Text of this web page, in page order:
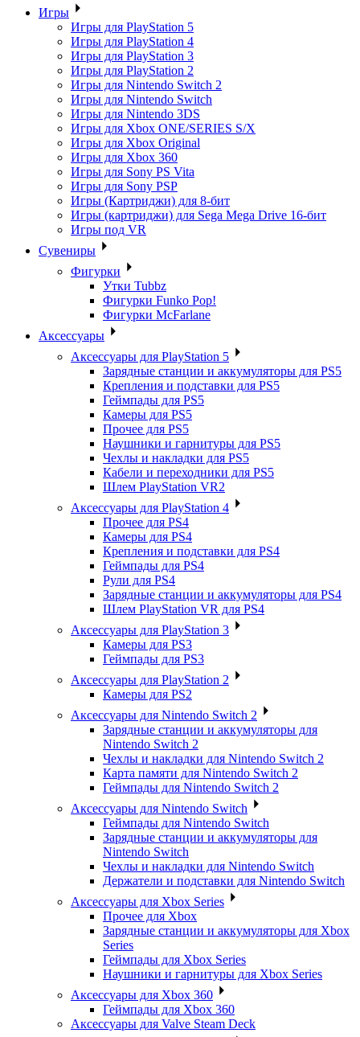
Игры
Игры для PlayStation 5
Игры для PlayStation 4
Игры для PlayStation 3
Игры для PlayStation 2
Игры для Nintendo Switch 2
Игры для Nintendo Switch
Игры для Nintendo 3DS
Игры для Xbox ONE/SERIES S/X
Игры для Xbox Original
Игры для Xbox 360
Игры для Sony PS Vita
Игры для Sony PSP
Игры (Картриджи) для 8-бит
Игры (картриджи) для Sega Mega Drive 16-бит
Игры под VR
Сувениры
Фигурки
Утки Tubbz
Фигурки Funko Pop!
Фигурки McFarlane
Аксессуары
Аксессуары для PlayStation 5
Зарядные станции и аккумуляторы для PS5
Крепления и подставки для PS5
Геймпады для PS5
Камеры для PS5
Прочее для PS5
Наушники и гарнитуры для PS5
Чехлы и накладки для PS5
Кабели и переходники для PS5
Шлем PlayStation VR2
Аксессуары для PlayStation 4
Прочее для PS4
Камеры для PS4
Крепления и подставки для PS4
Геймпады для PS4
Рули для PS4
Зарядные станции и аккумуляторы для PS4
Шлем PlayStation VR для PS4
Аксессуары для PlayStation 3
Камеры для PS3
Геймпады для PS3
Аксессуары для PlayStation 2
Камеры для PS2
Аксессуары для Nintendo Switch 2
Зарядные станции и аккумуляторы для
Nintendo Switch 2
Чехлы и накладки для Nintendo Switch 2
Карта памяти для Nintendo Switch 2
Геймпады для Nintendo Switch 2
Аксессуары для Nintendo Switch
Геймпады для Nintendo Switch
Зарядные станции и аккумуляторы для
Nintendo Switch
Чехлы и накладки для Nintendo Switch
Держатели и подставки для Nintendo Switch
Аксессуары для Xbox Series
Прочее для Xbox
Зарядные станции и аккумуляторы для Xbox
Series
Геймпады для Xbox Series
Наушники и гарнитуры для Xbox Series
Аксессуары для Xbox 360
Геймпады для Xbox 360
Аксессуары для Valve Steam Deck